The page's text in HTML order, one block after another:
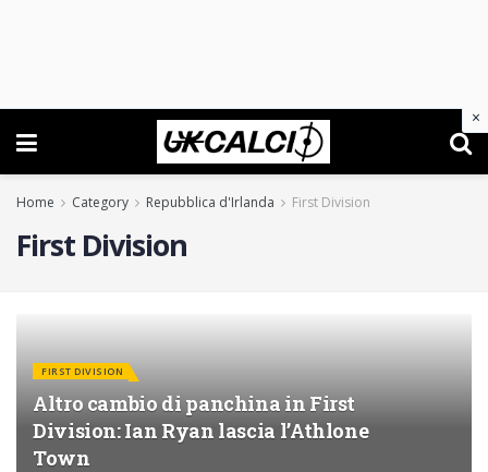
Home Category Repubblica d'Irlanda First Division
First Division
FIRST DIVISION
Altro cambio di panchina in First
Division: Ian Ryan lascia l’Athlone
Town
×